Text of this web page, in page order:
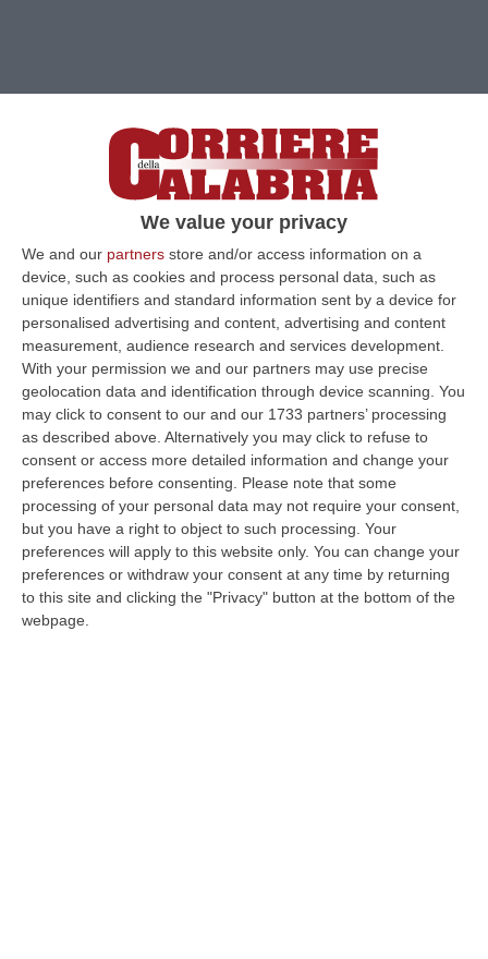
We value your privacy
We and our partners store and/or access information on a
device, such as cookies and process personal data, such as
unique identifiers and standard information sent by a device for
personalised advertising and content, advertising and content
measurement, audience research and services development.
With your permission we and our partners may use precise
geolocation data and identification through device scanning. You
may click to consent to our and our 1733 partners’ processing
as described above. Alternatively you may click to refuse to
consent or access more detailed information and change your
preferences before consenting.
Please note that some
processing of your personal data may not require your consent,
but you have a right to object to such processing. Your
preferences will apply to this website only. You can change your
preferences or withdraw your consent at any time by returning
to this site and clicking the "Privacy" button at the bottom of the
webpage.
Clicca e segui “Corriere della Calabria” su Google News
«“Mi spiace comunicare che
proprio ieri sera è stato pubblicato sul sito
della regione Calabria il verbale di revoca
della convenzione per l`erogazione da parte
dell`Isn di prestazioni diagnostiche di
laboratorio e diagnostica per immagini per il
biennio 2011-2012”. Questa la prolusione di
una breve comunicazione trasmessa da
Antonio Gambardella, direttore dell`Istituto di
Scienze neurologiche del Cnr di Mangone al
personale dello stesso istituto». Lo afferma,
in un comunicato, il sindacato Usi-Rdb. «La
decisione della giunta regionale, guidata da